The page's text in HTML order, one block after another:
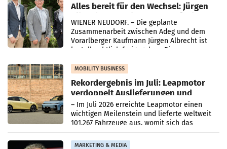
Alles bereit für den Wechsel: Jürgen
Albrecht setzt ab 1.1.2027 auf Adeg
WIENER NEUDORF. – Die geplante
Zusammenarbeit zwischen Adeg und dem
Vorarlberger Kaufmann Jürgen Albrecht ist
kartellrechtlich freigegeben: Die
Bundeswettbewerbsbehörde und der
Bundeskartellanwalt
MOBILITY BUSINESS
Rekordergebnis im Juli: Leapmotor
verdoppelt Auslieferungen und
überschreitet die 100.000er-Marke
– Im Juli 2026 erreichte Leapmotor einen
wichtigen Meilenstein und lieferte weltweit
101.267 Fahrzeuge aus, womit sich das
Ergebnis gegenüber Juli 2025 mehr als
verdoppelte (+102
MARKETING & MEDIA